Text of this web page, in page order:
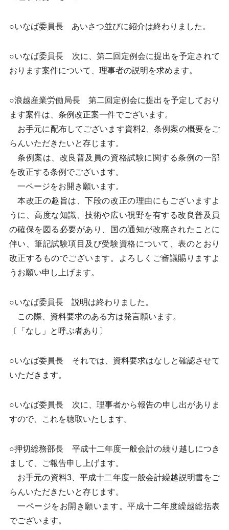
○いなば委員長 あいさつ並びに紹介は終わりました。
○いなば委員長 次に、第二回定例会に提出を予定されて
おります案件について、理事者の説明を求めます。
○浪越産業労働局長 第二回定例会に提出を予定しており
ます案件は、条例改正案一件でございます。
お手元に配布してございます資料2、条例案の概要をご
らんいただきたいと存じます。
条例案は、改良普及員の資格試験に関する条例の一部
を改正する条例でございます。
一ページをお開き願います。
本改正の趣旨は、下段の改正の理由にもございますよ
うに、高度な知識、技術や広い視野を有する改良普及員
の確保を図る必要があり、国の通知が改廃されたことに
伴い、筆記試験項目及び受験資格について、表のとおり
改正するものでございます。よろしくご審議賜りますよ
うお願い申し上げます。
○いなば委員長 説明は終わりました。
この際、資料要求のある方は発言願います。
〔「なし」と呼ぶ者あり〕
○いなば委員長 それでは、資料要求はなしと確認させて
いただきます。
○いなば委員長 次に、理事者から報告の申し出がありま
すので、これを聴取いたします。
○押切総務部長 平成十二年度一般会計の繰り越しにつき
まして、ご報告申し上げます。
お手元の資料3、平成十二年度一般会計繰越説明書をご
らんいただきたいと存じます。
一ページをお開き願います。平成十二年度繰越総括表
でございます。